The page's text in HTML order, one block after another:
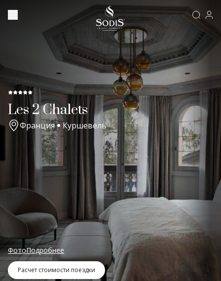
Les 2 Chalets
Франция Куршевель
ФотоПодробнее
Расчет стоимости поездки